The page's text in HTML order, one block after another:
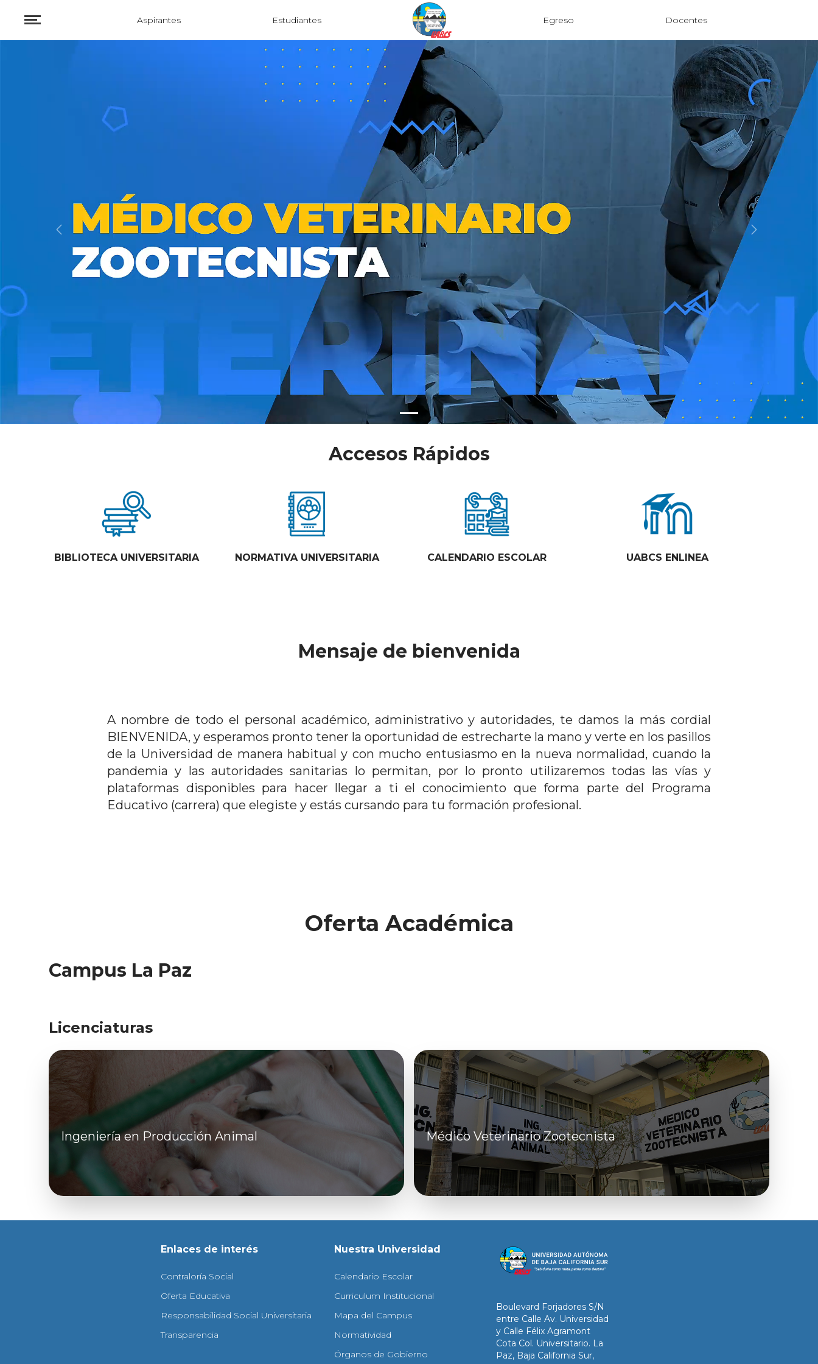
Aspirantes Estudiantes Egreso Docentes
Previous
Accesos Rápidos
BIBLIOTECA UNIVERSITARIA NORMATIVA UNIVERSITARIA CALENDARIO ESCOLAR UABCS ENLINEA
Mensaje de bienvenida
A nombre de todo el personal académico, administrativo y autoridades, te damos la más cordial
BIENVENIDA, y esperamos pronto tener la oportunidad de estrecharte la mano y verte en los pasillos
de la Universidad de manera habitual y con mucho entusiasmo en la nueva normalidad, cuando la
pandemia y las autoridades sanitarias lo permitan, por lo pronto utilizaremos todas las vías y
plataformas disponibles para hacer llegar a ti el conocimiento que forma parte del Programa
Educativo (carrera) que elegiste y estás cursando para tu formación profesional.
Oferta Académica
Campus La Paz
Licenciaturas
Ingeniería en Producción Animal Médico Veterinario Zootecnista
Enlaces de interés
Contraloría Social
Oferta Educativa
Responsabilidad Social Universitaria
Transparencia
Nuestra Universidad
Calendario Escolar
Curriculum Institucional
Mapa del Campus
Normatividad
Órganos de Gobierno
Boulevard Forjadores S/N
entre Calle Av. Universidad
y Calle Félix Agramont
Cota Col. Universitario. La
Paz, Baja California Sur,